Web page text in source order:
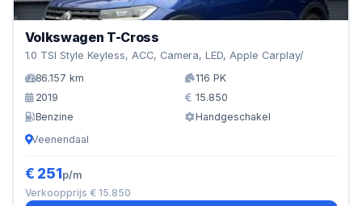
Volkswagen T-Cross
1.0 TSI Style Keyless, ACC, Camera, LED, Apple Carplay/
86.157 km
116 PK
2019
15.850
Benzine
Handgeschakel
Veenendaal
€ 251p/m
Verkoopprijs € 15.850